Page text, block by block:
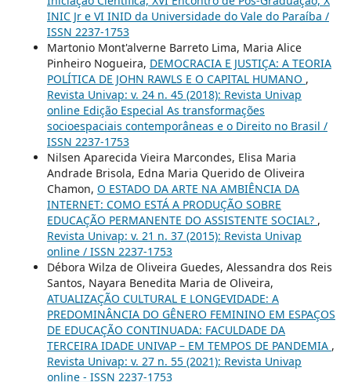
INIC Jr e VI INID da Universidade do Vale do Paraíba /
ISSN 2237-1753
Martonio Mont'alverne Barreto Lima, Maria Alice
Pinheiro Nogueira, DEMOCRACIA E JUSTIÇA: A TEORIA
POLÍTICA DE JOHN RAWLS E O CAPITAL HUMANO ,
Revista Univap: v. 24 n. 45 (2018): Revista Univap
online Edição Especial As transformações
socioespaciais contemporâneas e o Direito no Brasil /
ISSN 2237-1753
Nilsen Aparecida Vieira Marcondes, Elisa Maria
Andrade Brisola, Edna Maria Querido de Oliveira
Chamon, O ESTADO DA ARTE NA AMBIÊNCIA DA
INTERNET: COMO ESTÁ A PRODUÇÃO SOBRE
EDUCAÇÃO PERMANENTE DO ASSISTENTE SOCIAL? ,
Revista Univap: v. 21 n. 37 (2015): Revista Univap
online / ISSN 2237-1753
Débora Wilza de Oliveira Guedes, Alessandra dos Reis
Santos, Nayara Benedita Maria de Oliveira,
ATUALIZAÇÃO CULTURAL E LONGEVIDADE: A
PREDOMINÂNCIA DO GÊNERO FEMININO EM ESPAÇOS
DE EDUCAÇÃO CONTINUADA: FACULDADE DA
TERCEIRA IDADE UNIVAP – EM TEMPOS DE PANDEMIA ,
Revista Univap: v. 27 n. 55 (2021): Revista Univap
online - ISSN 2237-1753